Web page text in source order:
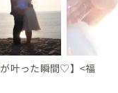
が叶った瞬間♡】<福